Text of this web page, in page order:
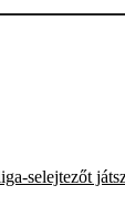
selejtezőt